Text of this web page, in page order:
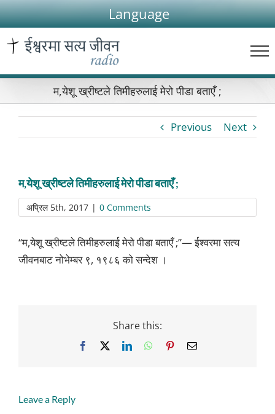
Skip
to
content
Language
म,येशू ख्रीष्टले तिमीहरुलाई मेरो पीडा बताएँ ;
Previous Next
म,येशू ख्रीष्टले तिमीहरुलाई मेरो पीडा बताएँ ;
अप्रिल 5th, 2017 | 0 Comments
“म,येशू ख्रीष्टले तिमीहरुलाई मेरो पीडा बताएँ ;”— ईश्वरमा सत्य
जीवनबाट नोभेम्बर ९, १९८६ को सन्देश ।
Share this:
Facebook LinkedInWhatsApp
PinterestEmail
Leave a Reply